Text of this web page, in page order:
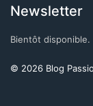
Newsletter
Bientôt disponible.
© 2026 Blog